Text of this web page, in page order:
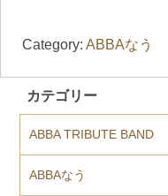
Category: ABBAなう
カテゴリー
ABBA TRIBUTE BAND
ABBAなう